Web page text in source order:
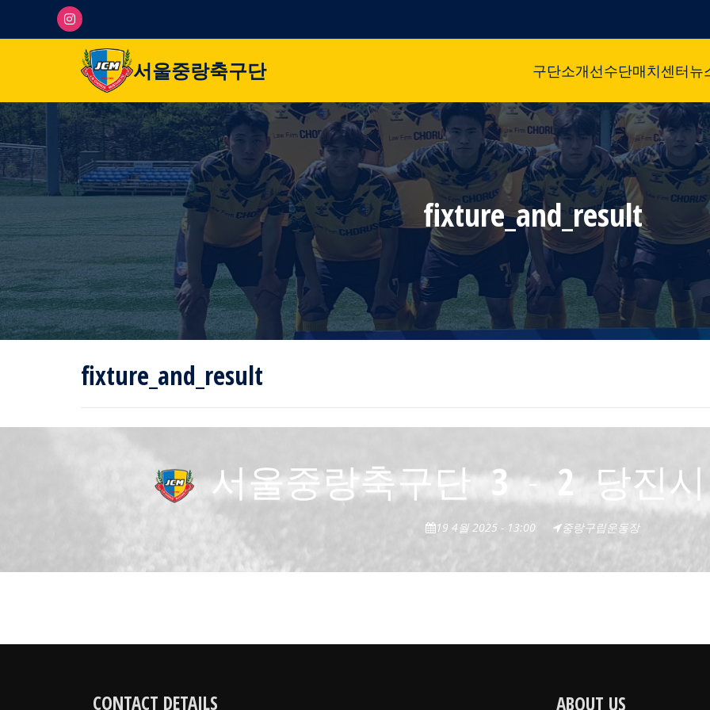
서울중랑축구단 구단소개선수단매치센터뉴
fixture_and_result
fixture_and_result
서울중랑축구단 3 - 2 당진
19 4월 2025 - 13:00 중랑구립운동장
CONTACT DETAILS ABOUT US